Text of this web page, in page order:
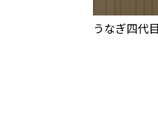
うなぎ四代